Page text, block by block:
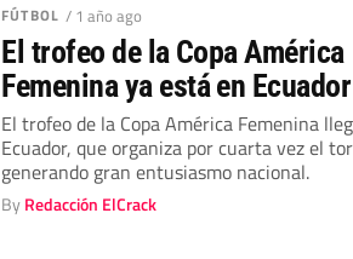
FÚTBOL / 1 año ago
El trofeo de la Copa América
Femenina ya está en Ecuador
El trofeo de la Copa América Femenina
Ecuador, que organiza por cuarta vez el
generando gran entusiasmo nacional.
ByRedacción ElCrack